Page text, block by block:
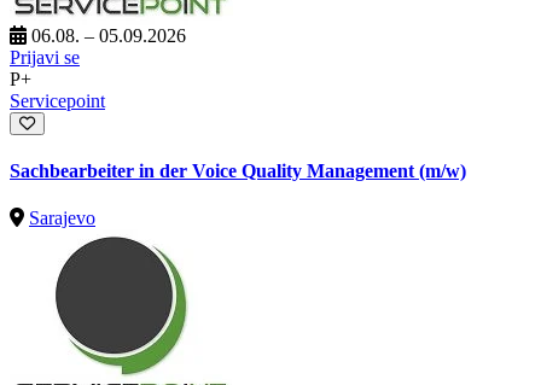
06.08. – 05.09.2026
Prijavi se
P+
Servicepoint
Sachbearbeiter in der Voice Quality Management (m/w)
Sarajevo